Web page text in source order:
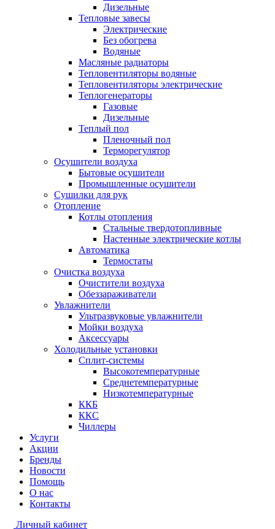
Дизельные
Тепловые завесы
Электрические
Без обогрева
Водяные
Масляные радиаторы
Тепловентиляторы водяные
Тепловентиляторы электрические
Теплогенераторы
Газовые
Дизельные
Теплый пол
Пленочный пол
Терморегулятор
Осушители воздуха
Бытовые осушители
Промышленные осушители
Сушилки для рук
Отопление
Котлы отопления
Стальные твердотопливные
Настенные электрические котлы
Автоматика
Термостаты
Очистка воздуха
Очистители воздуха
Обеззараживатели
Увлажнители
Ультразвуковые увлажнители
Мойки воздуха
Аксессуары
Холодильные установки
Сплит-системы
Высокотемпературные
Среднетемпературные
Низкотемпературные
ККБ
ККС
Чиллеры
Услуги
Акции
Бренды
Новости
Помощь
О нас
Контакты
Личный кабинет